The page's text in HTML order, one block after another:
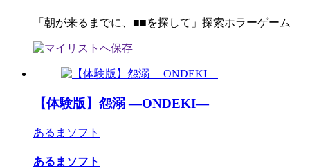
「朝が来るまでに、■■を探して」探索ホラーゲーム
【体験版】怨溺 ―ONDEKI―
あるまソフト
あるまソフト